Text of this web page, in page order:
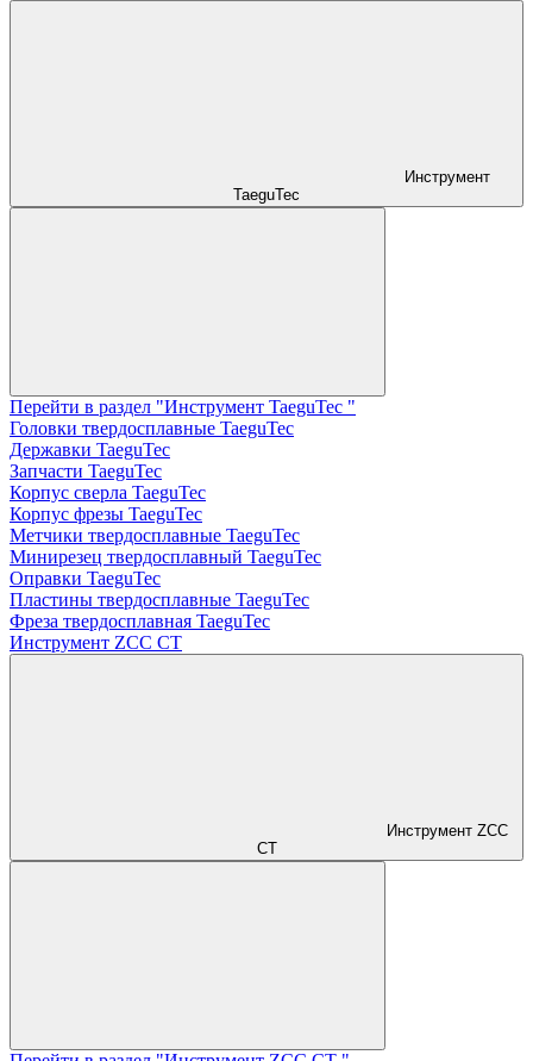
Инструмент
TaeguTec
Перейти в раздел "Инструмент TaeguTec "
Головки твердосплавные TaeguTec
Державки TaeguTec
Запчасти TaeguTec
Корпус сверла TaeguTec
Корпус фрезы TaeguTec
Метчики твердосплавные TaeguTec
Минирезец твердосплавный TaeguTec
Оправки TaeguTec
Пластины твердосплавные TaeguTec
Фреза твердосплавная TaeguTec
Инструмент ZCС CT
Инструмент ZCС
CT